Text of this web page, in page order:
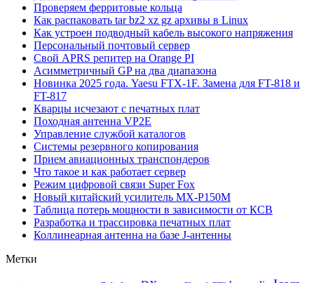
Проверяем ферритовые кольца
Как распаковать tar bz2 xz gz архивы в Linux
Как устроен подводный кабель высокого напряжения
Персональный почтовый сервер
Свой APRS репитер на Orange PI
Асимметричный GP на два диапазона
Новинка 2025 года. Yaesu FTX-1F. Замена для FT-818 и
FT-817
Кварцы исчезают с печатных плат
Походная антенна VP2E
Управление службой каталогов
Системы резервного копирования
Прием авиационных транспондеров
Что такое и как работает сервер
Режим цифровой связи Super Fox
Новый китайский усилитель MX-P150M
Таблица потерь мощности в зависимости от КСВ
Разработка и трассировка печатных плат
Коллинеарная антенна на базе J-антенны
Метки